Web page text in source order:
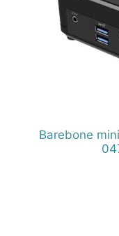
Barebone